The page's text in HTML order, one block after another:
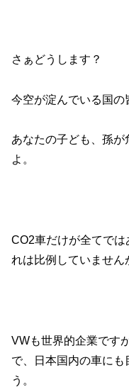
さぁどうします？
今空が淀んでいる国の
あなたの子ども、孫
よ。
CO2車だけが全てで
れは比例していません
VWも世界的企業です
で、日本国内の車にも
う。